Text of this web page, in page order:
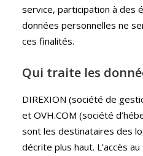
service, participation à des
données personnelles ne
ces finalités.
Qui traite les
DIREXION (société de
et OVH.COM (société
sont les destinataires des
décrite plus haut. L’accès